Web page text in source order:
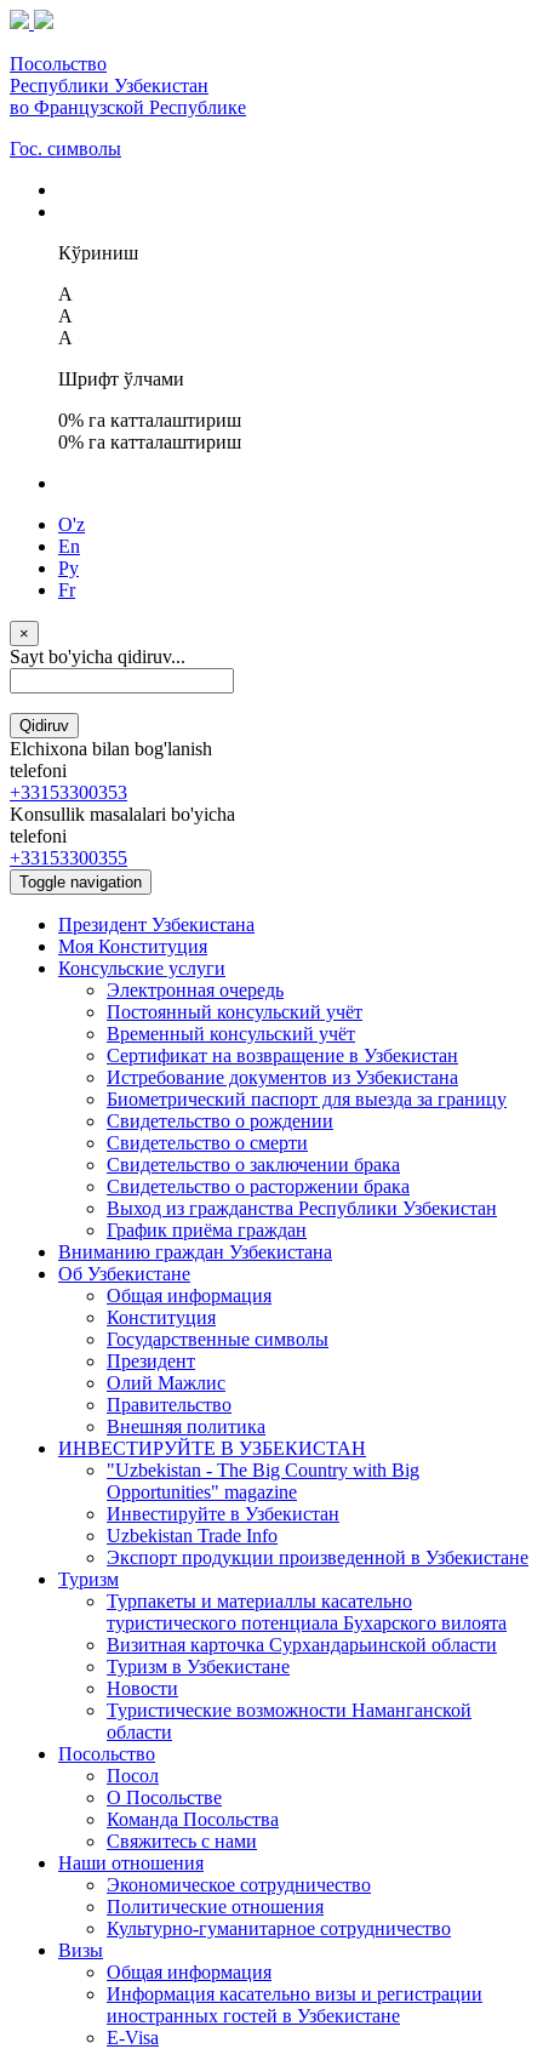
Посольство
Республики Узбекистан
во Французской Республике
Гос. символы
Кўриниш
A
A
A
Шрифт ўлчами
0% га катталаштириш
0% га катталаштириш
O'z
En
Ру
Fr
×
Sayt bo'yicha qidiruv...
Qidiruv
Elchixona bilan bog'lanish
telefoni
+33153300353
Konsullik masalalari bo'yicha
telefoni
+33153300355
Toggle navigation
Президент Узбекистана
Моя Конституция
Консульские услуги
Электронная очередь
Постоянный консульский учёт
Временный консульский учёт
Сертификат на возвращение в Узбекистан
Истребование документов из Узбекистана
Биометрический паспорт для выезда за границу
Свидетельство о рождении
Свидетельство о смерти
Свидетельство о заключении брака
Свидетельство о расторжении брака
Выход из гражданства Республики Узбекистан
График приёма граждан
Вниманию граждан Узбекистана
Об Узбекистане
Общая информация
Конституция
Государственные символы
Президент
Олий Мажлис
Правительство
Внешняя политика
ИНВЕСТИРУЙТЕ В УЗБЕКИСТАН
"Uzbekistan - The Big Country with Big
Opportunities" magazine
Инвестируйте в Узбекистан
Uzbekistan Trade Info
Экспорт продукции произведенной в Узбекистане
Туризм
Турпакеты и материаллы касательно
туристического потенциала Бухарского вилоята
Визитная карточка Сурхандарьинской области
Туризм в Узбекистане
Новости
Туристические возможности Наманганской
области
Посольство
Посол
О Посольстве
Команда Посольства
Свяжитесь с нами
Наши отношения
Экономическое сотрудничество
Политические отношения
Культурно-гуманитарное сотрудничество
Визы
Общая информация
Информация касательно визы и регистрации
иностранных гостей в Узбекистане
E-Visa